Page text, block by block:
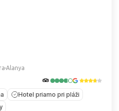
Alanya
Hotel priamo pri pláži